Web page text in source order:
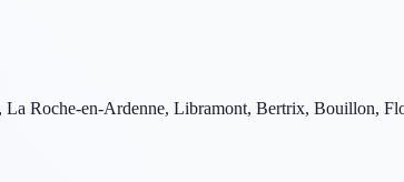
Roche-en-Ardenne, Libramont, Bertrix, Bouillon,